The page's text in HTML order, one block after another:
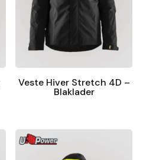
Veste Hiver Stretch 4D –
Blaklader